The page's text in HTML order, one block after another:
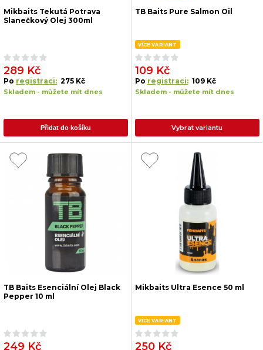
Mikbaits Tekutá Potrava
Slanečkový Olej 300ml
289 Kč
Po registraci: 275 Kč
Skladem - můžete mít dnes
Přidat do košíku
TB Baits Pure Salmon Oil
VÍCE VARIANT
109 Kč
Po registraci: 109 Kč
Skladem - můžete mít dnes
Vybrat variantu
TB Baits Esenciální Olej Black
Pepper 10 ml
249 Kč
Mikbaits Ultra Esence 50 ml
VÍCE VARIANT
250 Kč